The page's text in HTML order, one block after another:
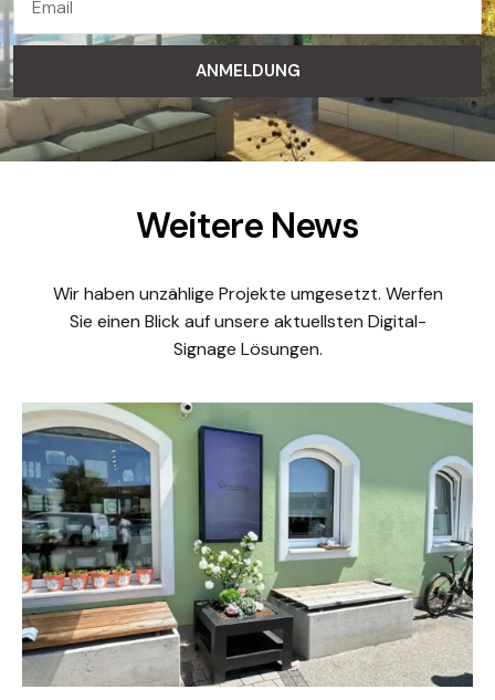
ANMELDUNG
Weitere News
Wir haben unzählige Projekte umgesetzt. Werfen
Sie einen Blick auf unsere aktuellsten Digital-
Signage Lösungen.